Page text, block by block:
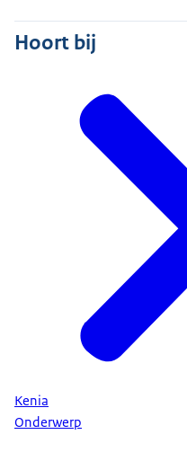
Hoort bij
Kenia
Onderwerp